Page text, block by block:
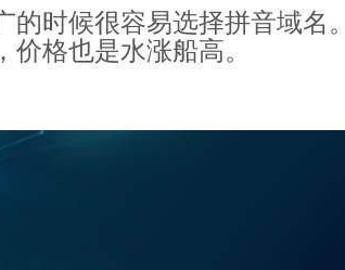
时候很容易选择拼音域名
格也是水涨船高。